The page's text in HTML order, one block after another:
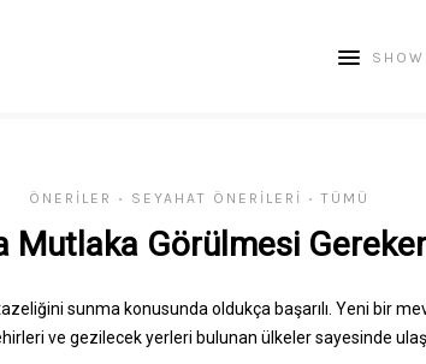
ÖNERILER • SEYAHAT ÖNERILERI • TÜMÜ
Mutlaka Görülmesi
sunma konusunda oldukça başarılı. Yeni bir
ve gezilecek yerleri bulunan ülkeler sayesinde